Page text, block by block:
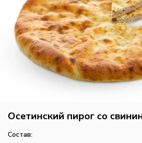
Осетинский пирог со
Состав: